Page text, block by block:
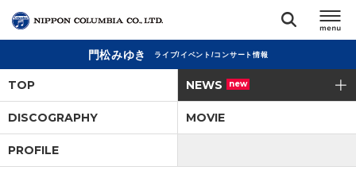
閉じる
アーティスト
門松みゆき ライブ/イベント/コンサート情報
TOP NEWS new
DISCOGRAPHY MOVIE
PROFILE